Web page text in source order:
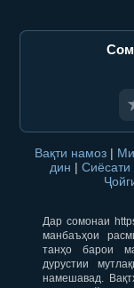
Вақти намоз |
дин |
Дар сомонаи
манбаъҳои
танҳо барои
дурустии
намешавад.